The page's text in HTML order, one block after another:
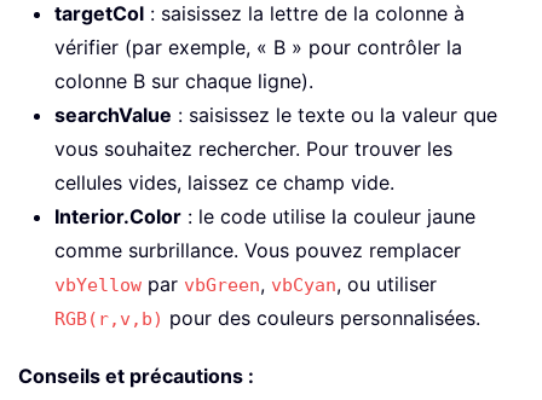
targetCol : saisissez la lettre de la colonne à
vérifier (par exemple, « B » pour contrôler la
colonne B sur chaque ligne).
searchValue : saisissez le texte ou la valeur que
vous souhaitez rechercher. Pour trouver les
cellules vides, laissez ce champ vide.
Interior.Color : le code utilise la couleur jaune
comme surbrillance. Vous pouvez remplacer
vbYellow par vbGreen, vbCyan, ou utiliser
RGB(r,v,b) pour des couleurs personnalisées.
Conseils et précautions :